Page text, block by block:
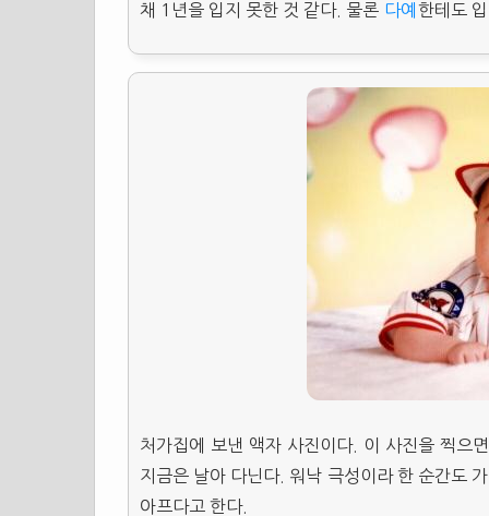
채 1년을 입지 못한 것 같다. 물론 다예 한테도
처가집에 보낸 액자 사진이다. 이 사진을 찍으
지금은 날아 다닌다. 워낙 극성이라 한 순간도
아프다고 한다.